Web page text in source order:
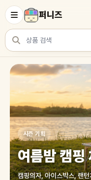
퍼니즈
상품 검색
여러 쇼핑몰 상품을 한곳에
시즌 기획
여름밤 캠핑
캠핑의자, 아이스박스, 랜